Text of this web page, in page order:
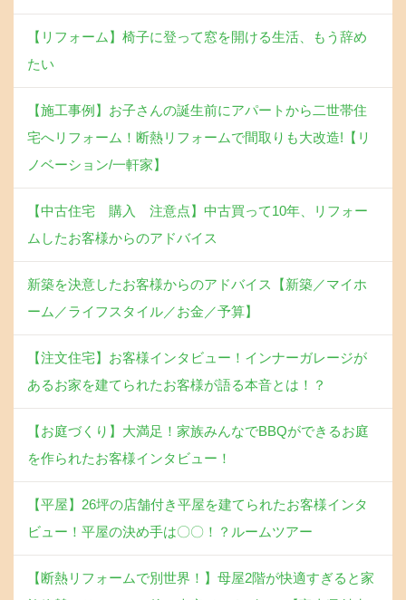
【リフォーム】椅子に登って窓を開ける生活、もう辞め
たい
【施工事例】お子さんの誕生前にアパートから二世帯住
宅へリフォーム！断熱リフォームで間取りも大改造!【リ
ノベーション/一軒家】
【中古住宅 購入 注意点】中古買って10年、リフォー
ムしたお客様からのアドバイス
新築を決意したお客様からのアドバイス【新築／マイホ
ーム／ライフスタイル／お金／予算】
【注文住宅】お客様インタビュー！インナーガレージが
あるお家を建てられたお客様が語る本音とは！？
【お庭づくり】大満足！家族みんなでBBQができるお庭
を作られたお客様インタビュー！
【平屋】26坪の店舗付き平屋を建てられたお客様インタ
ビュー！平屋の決め手は〇〇！？ルームツアー
【断熱リフォームで別世界！】母屋2階が快適すぎると家